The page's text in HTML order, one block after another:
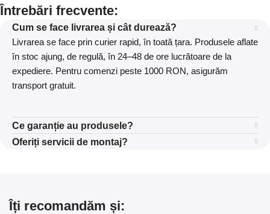
Întrebări frecvente:
Cum se face livrarea și cât durează?
Livrarea se face prin curier rapid, în toată țara. Produsele aflate
în stoc ajung, de regulă, în 24–48 de ore lucrătoare de la
expediere. Pentru comenzi peste 1000 RON, asigurăm
transport gratuit.
Ce garanție au produsele?
Oferiți servicii de montaj?
Îți recomandăm și: